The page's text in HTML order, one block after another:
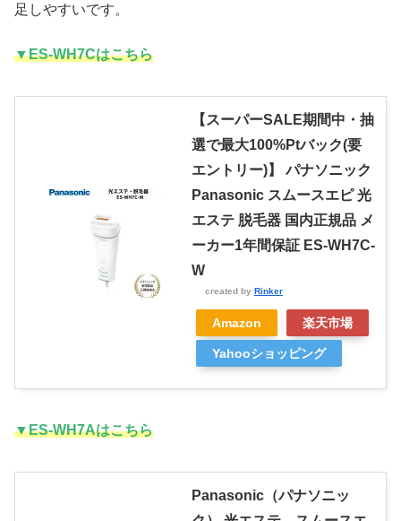
足しやすいです。
▼ES-WH7Cはこちら
【スーパーSALE期間中・抽
選で最大100%Ptバック(要
エントリー)】 パナソニック
Panasonic スムースエピ 光
エステ 脱毛器 国内正規品 メ
ーカー1年間保証 ES-WH7C-
W
created by Rinker
Amazon 楽天市場
Yahooショッピング
▼ES-WH7Aはこちら
Panasonic（パナソニッ